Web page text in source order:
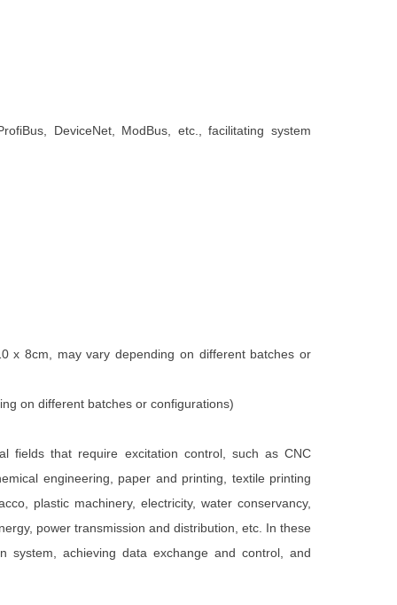
DeviceNet, ModBus, etc., facilitating system
x 8cm, may vary depending on different batches or
on different batches or configurations)
fields that require excitation control, such as CNC
engineering, paper and printing, textile printing
plastic machinery, electricity, water conservancy,
power transmission and distribution, etc. In these
achieving data exchange and control, and